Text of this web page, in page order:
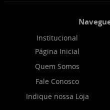
Institucional
Página Inicial
Quem Somos
Fale Conosco
Indique nossa Loja